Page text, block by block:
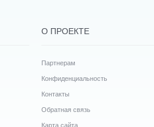
О ПРОЕКТЕ
Партнерам
Конфиденциальность
Контакты
Обратная связь
Карта сайта